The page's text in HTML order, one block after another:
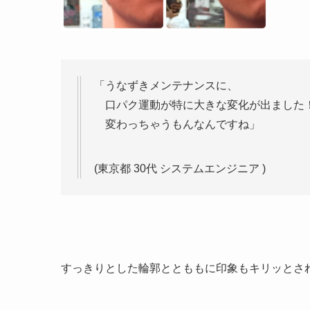
「うなずきメンテナンスに、
口パク運動が特に大きな変化が出ました！
変わっちゃうもんなんですね」
(東京都 30代 システムエンジニア )
すっきりとした輪郭ととももに印象もキリッとさ